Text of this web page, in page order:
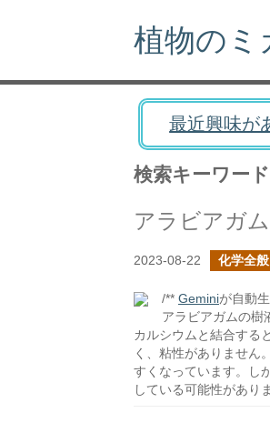
植物のミ
最近興味が
検索キーワー
アラビアガ
2023-08-22 化学全般
/** Geminiが自動
アラビアガムの樹
カルシウムと結合する
く、粘性がありません
すくなっています。し
している可能性があり